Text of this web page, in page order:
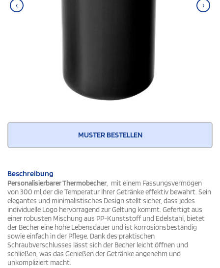
‹ ›
MUSTER BESTELLEN
Beschreibung
Personalisierbarer Thermobecher, mit einem Fassungsvermögen
von 300 ml,der die Temperatur Ihrer Getränke effektiv bewahrt. Sein
elegantes und minimalistisches Design stellt sicher, dass jedes
individuelle Logo hervorragend zur Geltung kommt. Gefertigt aus
einer robusten Mischung aus PP-Kunststoff und Edelstahl, bietet
der Becher eine hohe Lebensdauer und ist korrosionsbeständig
sowie einfach in der Pflege. Dank des praktischen
Schraubverschlusses lässt sich der Becher leicht öffnen und
schließen, was das Genießen der Getränke angenehm und
unkompliziert macht.